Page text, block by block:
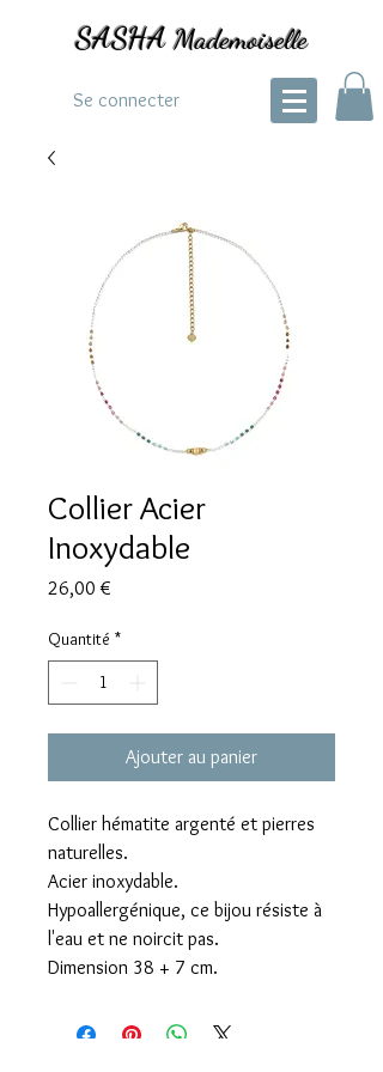
SASHA Mademoiselle
Se connecter
Collier Acier
Inoxydable
26,00 €
Quantité *
Ajouter au panier
Collier hématite argenté et pierres
naturelles.
Acier inoxydable.
Hypoallergénique, ce bijou résiste à
l'eau et ne noircit pas.
Dimension 38 + 7 cm.